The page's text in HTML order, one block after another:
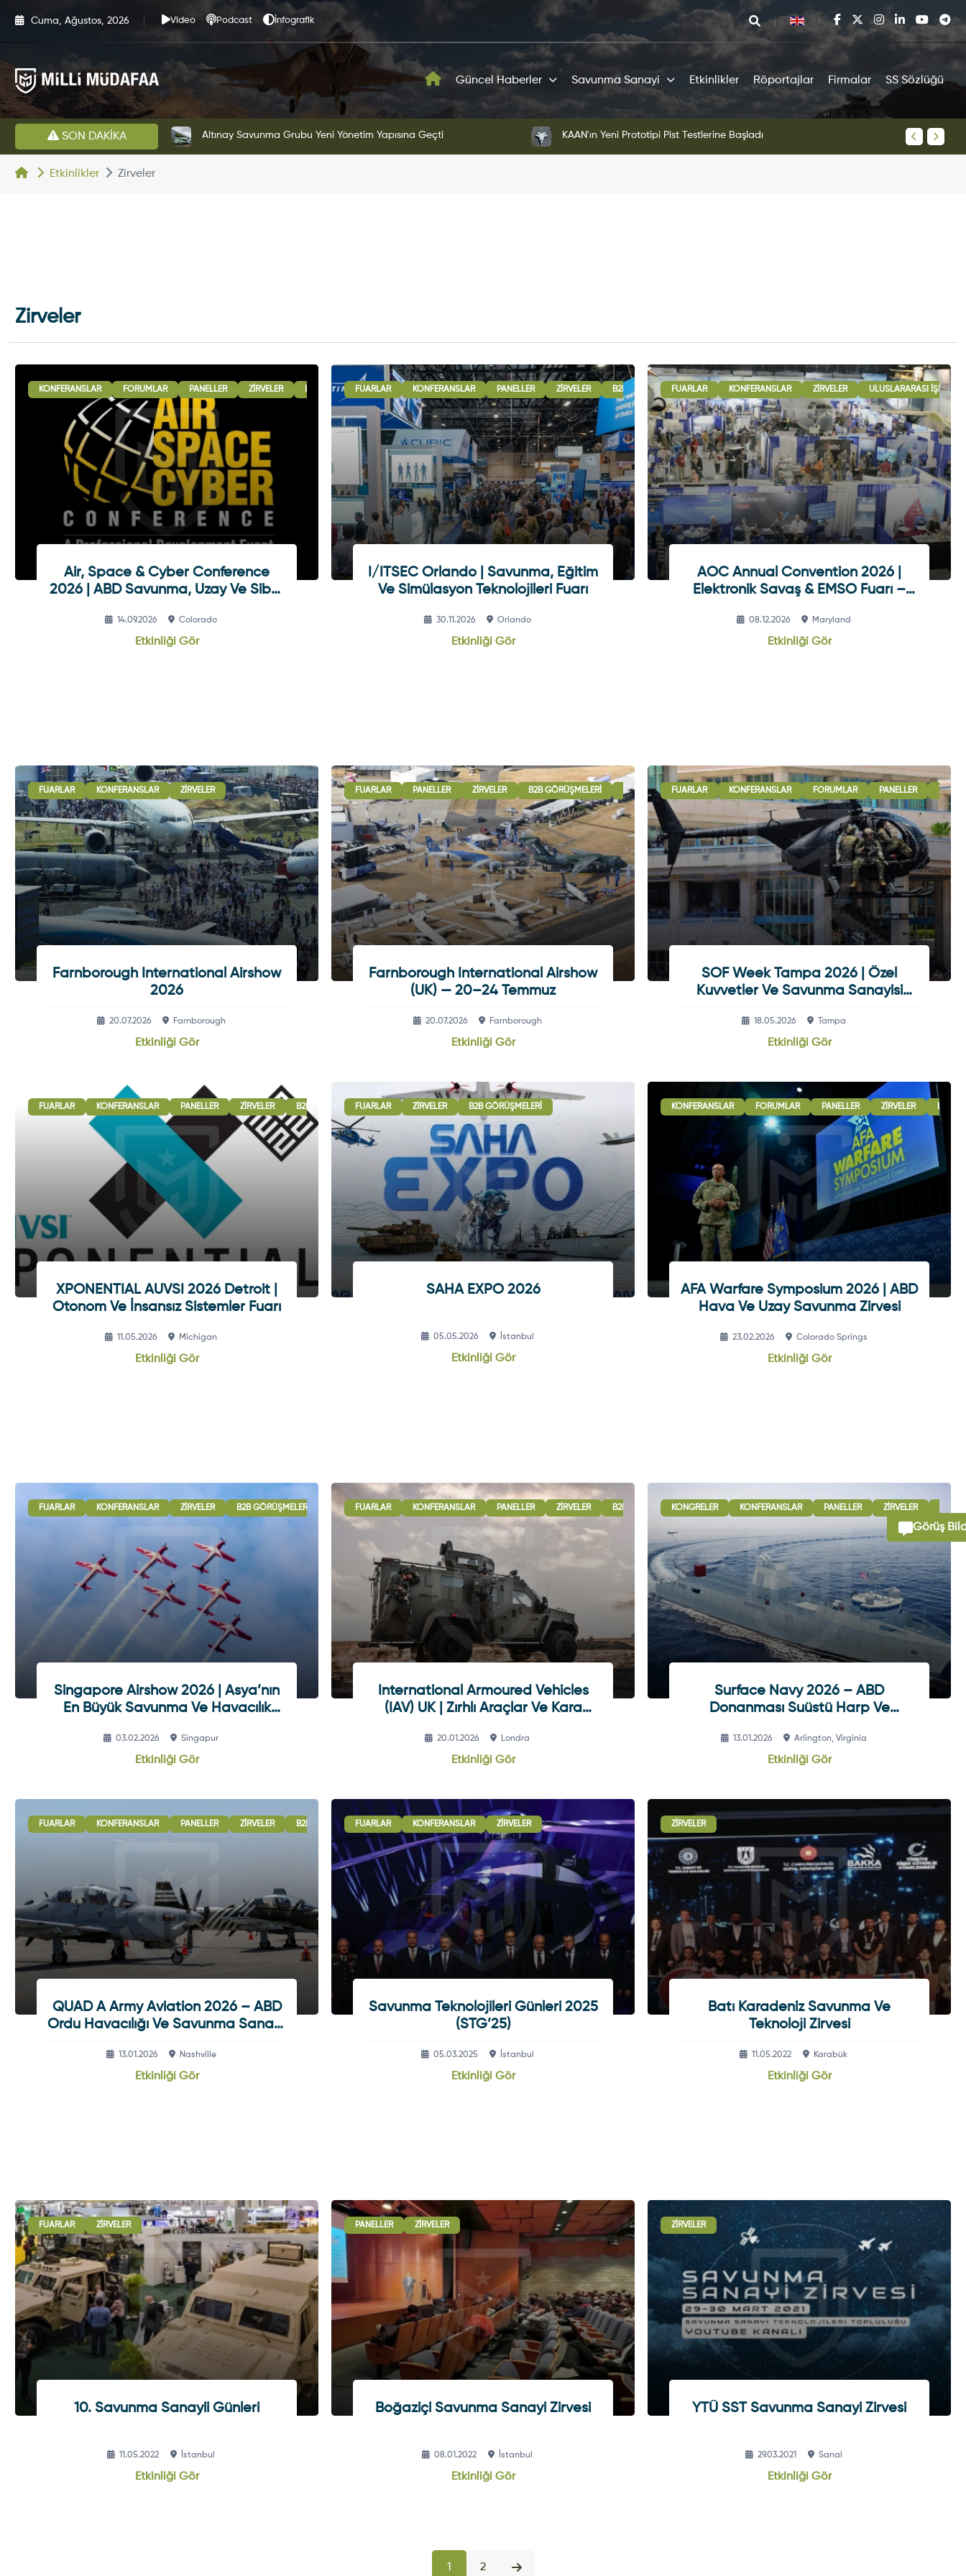
Cuma, Ağustos, 2026 Video Podcast İnfografik
Güncel Haberler Savunma Sanayi Etkinlikler Röportajlar Firmalar SS Sözlüğü
SON DAKİKA Altınay Savunma Grubu Yeni Yönetim Yapısına Geçti KAAN'ın Yeni Prototipi Pist Testlerine Başladı KAAN
Etkinlikler Zirveler
Zirveler
KONFERANSLAR FORUMLAR PANELLER ZIRVELER B2B GÖRÜŞMELERI ULUSLARARASI İŞBIRLIĞI OTURUMLARI SERGI - GÖSTERI
Air, Space & Cyber Conference
2026 | ABD Savunma, Uzay Ve Siber
14.09.2026 Colorado
Etkinliği Gör
FUARLAR KONFERANSLAR PANELLER ZIRVELER B2B GÖRÜŞMELERI ULUSLARARASI İŞBIRLIĞI OTURUMLARI SERGI - GÖSTERI
I/ITSEC Orlando | Savunma, Eğitim
Ve Simülasyon Teknolojileri Fuarı
30.11.2026 Orlando
Etkinliği Gör
FUARLAR KONFERANSLAR ZIRVELER ULUSLARARASI
AOC Annual Convention 2026 |
Elektronik Savaş & EMSO Fuarı –
08.12.2026 Maryland
Etkinliği Gör
FUARLAR KONFERANSLAR ZIRVELER
Farnborough International Airshow
2026
20.07.2026 Farnborough
Etkinliği Gör
FUARLAR PANELLER ZIRVELER B2B GÖRÜŞMELERI ULUSLARARASI İŞBIRLIĞI OTURUMLARI SERGI - GÖSTERI
Farnborough International Airshow
(UK) — 20–24 Temmuz
20.07.2026 Farnborough
Etkinliği Gör
FUARLAR KONFERANSLAR FORUMLAR PANELLER
SOF Week Tampa 2026 | Özel
Kuvvetler Ve Savunma Sanayisi
18.05.2026 Tampa
Etkinliği Gör
FUARLAR KONFERANSLAR PANELLER ZIRVELER B2B GÖRÜŞMELERI ULUSLARARASI İŞBIRLIĞI OTURUMLARI
XPONENTIAL AUVSI 2026 Detroit |
Otonom Ve İnsansız Sistemler Fuarı
11.05.2026 Michigan
Etkinliği Gör
FUARLAR ZIRVELER B2B GÖRÜŞMELERI
SAHA EXPO 2026
05.05.2026 İstanbul
Etkinliği Gör
KONFERANSLAR FORUMLAR PANELLER ZIRVELER B2B
AFA Warfare Symposium 2026 | ABD
Hava Ve Uzay Savunma Zirvesi
23.02.2026 Colorado Springs
Etkinliği Gör
FUARLAR KONFERANSLAR ZIRVELER B2B GÖRÜŞMELERI ULUSLARARASI İŞBIRLIĞI OTURUMLARI SERGI - GÖSTERI
Singapore Airshow 2026 | Asya’nın
En Büyük Savunma Ve Havacılık
03.02.2026 Singapur
Etkinliği Gör
FUARLAR KONFERANSLAR PANELLER ZIRVELER B2B GÖRÜŞMELERI ULUSLARARASI İŞBIRLIĞI OTURUMLARI SERGI - GÖSTERI
International Armoured Vehicles
(IAV) UK | Zırhlı Araçlar Ve Kara
20.01.2026 Londra
Etkinliği Gör
KONGRELER KONFERANSLAR PANELLER ZIRVELER
Surface Navy 2026 – ABD
Donanması Suüstü Harp Ve
13.01.2026 Arlington, Virginia
Etkinliği Gör
FUARLAR KONFERANSLAR PANELLER ZIRVELER B2B GÖRÜŞMELERI ULUSLARARASI İŞBIRLIĞI OTURUMLARI
QUAD A Army Aviation 2026 – ABD
Ordu Havacılığı Ve Savunma Sanayii
13.01.2026 Nashville
Etkinliği Gör
FUARLAR KONFERANSLAR ZIRVELER
Savunma Teknolojileri Günleri 2025
(STG’25)
05.03.2025 İstanbul
Etkinliği Gör
ZIRVELER
Batı Karadeniz Savunma Ve
Teknoloji Zirvesi
11.05.2022 Karabük
Etkinliği Gör
FUARLAR ZIRVELER
10. Savunma Sanayii Günleri
11.05.2022 İstanbul
Etkinliği Gör
PANELLER ZIRVELER
Boğaziçi Savunma Sanayi Zirvesi
08.01.2022 İstanbul
Etkinliği Gör
ZIRVELER
YTÜ SST Savunma Sanayi Zirvesi
29.03.2021 Sanal
Etkinliği Gör
1 2
Görüş